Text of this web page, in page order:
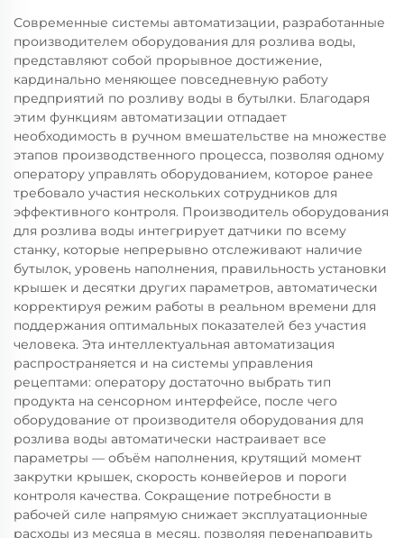
Современные системы автоматизации, разработанные
производителем оборудования для розлива воды,
представляют собой прорывное достижение,
кардинально меняющее повседневную работу
предприятий по розливу воды в бутылки. Благодаря
этим функциям автоматизации отпадает
необходимость в ручном вмешательстве на множестве
этапов производственного процесса, позволяя одному
оператору управлять оборудованием, которое ранее
требовало участия нескольких сотрудников для
эффективного контроля. Производитель оборудования
для розлива воды интегрирует датчики по всему
станку, которые непрерывно отслеживают наличие
бутылок, уровень наполнения, правильность установки
крышек и десятки других параметров, автоматически
корректируя режим работы в реальном времени для
поддержания оптимальных показателей без участия
человека. Эта интеллектуальная автоматизация
распространяется и на системы управления
рецептами: оператору достаточно выбрать тип
продукта на сенсорном интерфейсе, после чего
оборудование от производителя оборудования для
розлива воды автоматически настраивает все
параметры — объём наполнения, крутящий момент
закрутки крышек, скорость конвейеров и пороги
контроля качества. Сокращение потребности в
рабочей силе напрямую снижает эксплуатационные
расходы из месяца в месяц, позволяя перенаправить